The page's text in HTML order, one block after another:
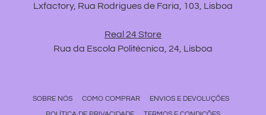
Lxfactory, Rua Rodrigues de Faria, 103, Lisboa
Real 24 Store
Rua da Escola Politécnica, 24, Lisboa
SOBRE NÓS COMO COMPRAR
ENVIOS E DEVOLUÇÕES